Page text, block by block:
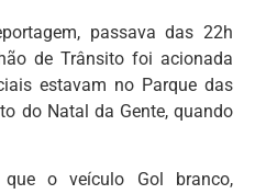
passava das 22h
de Trânsito foi acionada
estavam no Parque das
do Natal da Gente, quando
o veículo Gol branco,